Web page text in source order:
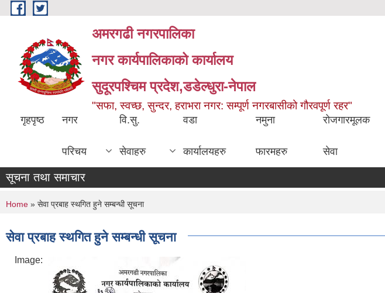
Skip to main content
अमरगढी नगरपालिका
नगर कार्यपालिकाको कार्यालय
सुदूरपश्चिम प्रदेश,डडेल्धुरा-नेपाल
"सफा, स्वच्छ, सुन्दर, हराभरा नगर: सम्पूर्ण नगरबासीको गौरवपूर्ण रहर"
गृहपृष्ठ नगर
परिचय
वि.सु.
सेवाहरु
वडा
कार्यालयहरु
नमुना
फारमहरु
रोजगारमूलक
सेवा
सूचना तथा समाचार
You are here
Home » सेवा प्रबाह स्थगित हुने सम्बन्धी सूचना
सेवा प्रबाह स्थगित हुने सम्बन्धी सूचना
Image: